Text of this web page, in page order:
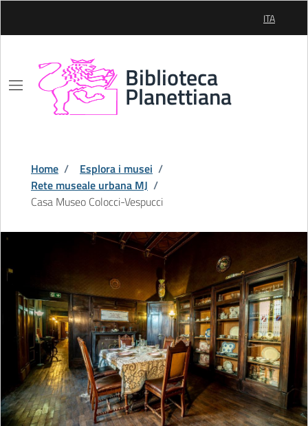
ITA
Biblioteca
Planettiana
Home / Esplora i musei /
Rete museale urbana MJ /
Casa Museo Colocci-Vespucci